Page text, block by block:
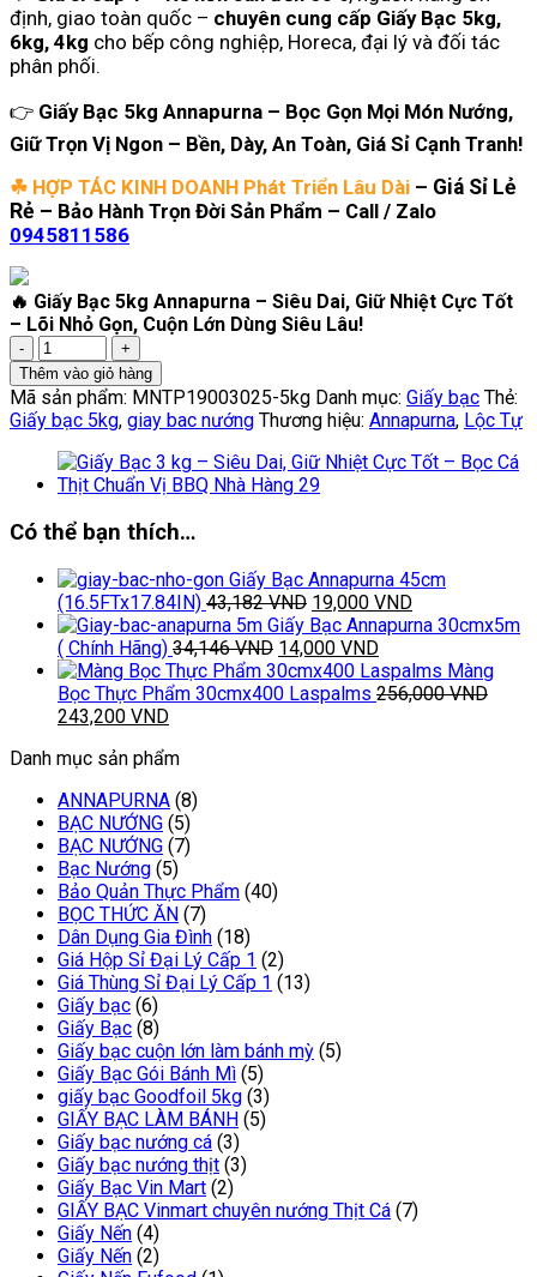
định, giao toàn quốc – chuyên cung cấp Giấy Bạc 5kg,
6kg, 4kg cho bếp công nghiệp, Horeca, đại lý và đối tác
phân phối.
👉 Giấy Bạc 5kg Annapurna – Bọc Gọn Mọi Món Nướng,
Giữ Trọn Vị Ngon – Bền, Dày, An Toàn, Giá Sỉ Cạnh Tranh!
☘ HỢP TÁC KINH DOANH Phát Triển Lâu Dài – Giá Sỉ Lẻ
Rẻ – Bảo Hành Trọn Đời Sản Phẩm – Call / Zalo
0945811586
🔥 Giấy Bạc 5kg Annapurna – Siêu Dai, Giữ Nhiệt Cực Tốt
– Lõi Nhỏ Gọn, Cuộn Lớn Dùng Siêu Lâu!
🔥
Giấy
Bạc
5kg
Annapurna
Siêu
Giữ
Cực
Tốt
–
Lõi
Nhỏ
Gọn,
Cuộn
Lớn
Dùng
Lâu!
số
lượng
Thêm vào giỏ hàng
Mã sản phẩm: MNTP19003025-5kg Danh mục: Giấy bạc Thẻ:
Giấy bạc 5kg, giay bac nướng Thương hiệu: Annapurna, Lộc Tự
Có thể bạn thích…
Giấy Bạc Annapurna 45cm
(16.5FTx17.84IN) 43,182VND Giá
gốc
là:
43,182 VND.
19,000 VNDGiá
hiện
là:
19,000 VND.
Giấy Bạc Annapurna 30cmx5m
( Chính Hãng) 34,146VND Giá
gốc
là:
14,000 VNDGiá
hiện
tại
Màng
Bọc Thực Phẩm 30cmx400 Laspalms 256,000VND
Giá
là:
243,200 VNDGiá
tại
243,200 VND.
Danh mục sản phẩm
ANNAPURNA (8)
BẠC NƯỚNG (5)
BẠC NƯỚNG (7)
Bạc Nướng (5)
Bảo Quản Thực Phẩm (40)
BỌC THỨC ĂN (7)
Dân Dụng Gia Đình (18)
Giá Hộp Sỉ Đại Lý Cấp 1 (2)
Giá Thùng Sỉ Đại Lý Cấp 1 (13)
Giấy bạc (6)
Giấy Bạc (8)
Giấy bạc cuộn lớn làm bánh mỳ (5)
Giấy Bạc Gói Bánh Mì (5)
giấy bạc Goodfoil 5kg (3)
GIẤY BẠC LÀM BÁNH (5)
Giấy bạc nướng cá (3)
Giấy bạc nướng thịt (3)
Giấy Bạc Vin Mart (2)
GIẤY BẠC Vinmart chuyên nướng Thịt Cá (7)
Giấy Nến (4)
Giấy Nến (2)